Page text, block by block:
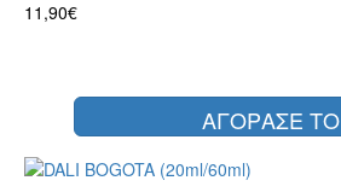
11,90€
ΑΓΟΡΑΣΕ ΤΟ